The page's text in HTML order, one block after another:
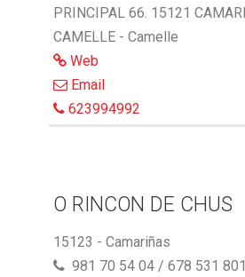
PRINCIPAL 66. 15121
CAMELLE - Camelle
Web
Email
623994992
O RINCON DE CHUS
15123 - Camariñas
981 70 54 04 / 678 531 801